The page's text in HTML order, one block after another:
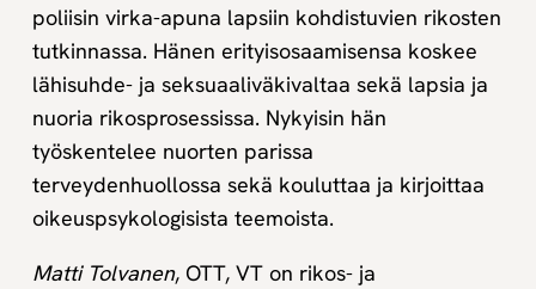
poliisin virka-apuna lapsiin kohdistuvien rikosten
tutkinnassa. Hänen erityisosaamisensa koskee
lähisuhde- ja seksuaaliväkivaltaa sekä lapsia ja
nuoria rikosprosessissa. Nykyisin hän
työskentelee nuorten parissa
terveydenhuollossa sekä kouluttaa ja kirjoittaa
oikeuspsykologisista teemoista.
Matti Tolvanen, OTT, VT on rikos- ja